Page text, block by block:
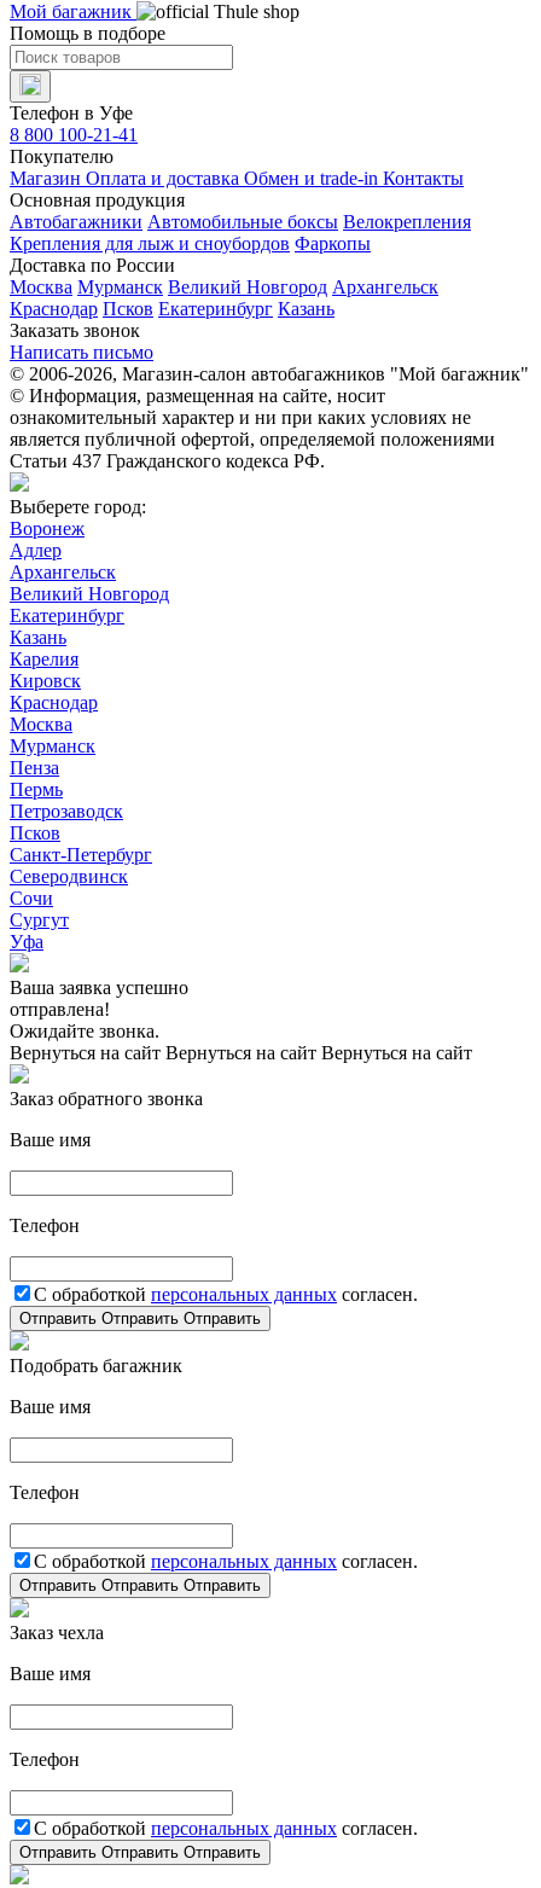
Мой багажник
Помощь в подборе
Телефон в Уфе
8 800 100-21-41
Покупателю
Магазин Оплата и доставка Обмен и trade-in Контакты
Основная продукция
Автобагажники Автомобильные боксы Велокрепления
Крепления для лыж и сноубордов Фаркопы
Доставка по России
Москва Мурманск Великий Новгород Архангельск
Краснодар Псков Екатеринбург Казань
Заказать звонок
Написать письмо
© 2006-2026, Магазин-салон автобагажников "Мой багажник"
© Информация, размещенная на сайте, носит
ознакомительный характер и ни при каких условиях не
является публичной офертой, определяемой положениями
Статьи 437 Гражданского кодекса РФ.
Выберете город:
Воронеж
Адлер
Архангельск
Великий Новгород
Екатеринбург
Казань
Карелия
Кировск
Краснодар
Москва
Мурманск
Пенза
Пермь
Петрозаводск
Псков
Санкт-Петербург
Северодвинск
Сочи
Сургут
Уфа
Ваша заявка успешно
отправлена!
Ожидайте звонка.
Вернуться на сайт Вернуться на сайт Вернуться на сайт
Заказ обратного звонка
Ваше имя
Телефон
С обработкой персональных данных согласен.
Отправить Отправить Отправить
Подобрать багажник
Ваше имя
Телефон
С обработкой персональных данных согласен.
Отправить Отправить Отправить
Заказ чехла
Ваше имя
Телефон
С обработкой персональных данных согласен.
Отправить Отправить Отправить